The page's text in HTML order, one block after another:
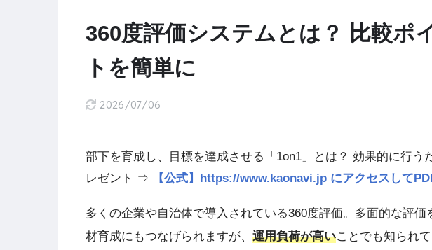
360度評価システムとは？ 比較ポ
トを簡単に
2026/07/06
部下を育成し、目標を達成させる「1on1」とは？ 効果的に行う
レゼント ⇒
【公式】https://www.kaonavi.jp にアクセスして
多くの企業や自治体で導入されている360度評価。多面的な評価
材育成にもつなげられますが、 運用負荷が高いことでも知られ